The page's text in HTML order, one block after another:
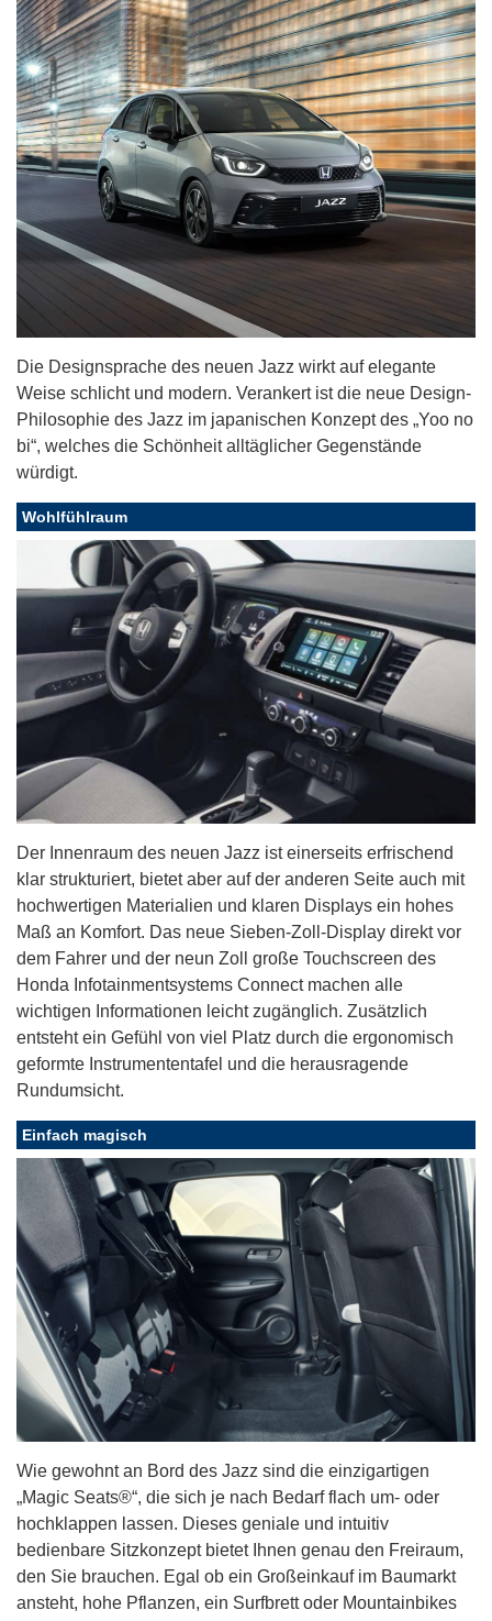
Die Designsprache des neuen Jazz wirkt auf elegante
Weise schlicht und modern. Verankert ist die neue Design-
Philosophie des Jazz im japanischen Konzept des „Yoo no
bi“, welches die Schönheit alltäglicher Gegenstände
würdigt.
Wohlfühlraum
Der Innenraum des neuen Jazz ist einerseits erfrischend
klar strukturiert, bietet aber auf der anderen Seite auch mit
hochwertigen Materialien und klaren Displays ein hohes
Maß an Komfort. Das neue Sieben-Zoll-Display direkt vor
dem Fahrer und der neun Zoll große Touchscreen des
Honda Infotainmentsystems Connect machen alle
wichtigen Informationen leicht zugänglich. Zusätzlich
entsteht ein Gefühl von viel Platz durch die ergonomisch
geformte Instrumententafel und die herausragende
Rundumsicht.
Einfach magisch
Wie gewohnt an Bord des Jazz sind die einzigartigen
„Magic Seats®“, die sich je nach Bedarf flach um- oder
hochklappen lassen. Dieses geniale und intuitiv
bedienbare Sitzkonzept bietet Ihnen genau den Freiraum,
den Sie brauchen. Egal ob ein Großeinkauf im Baumarkt
ansteht, hohe Pflanzen, ein Surfbrett oder Mountainbikes